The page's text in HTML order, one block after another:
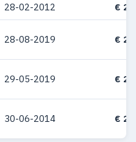
28-02-2012 €
28-08-2019 €
29-05-2019 €
30-06-2014 €